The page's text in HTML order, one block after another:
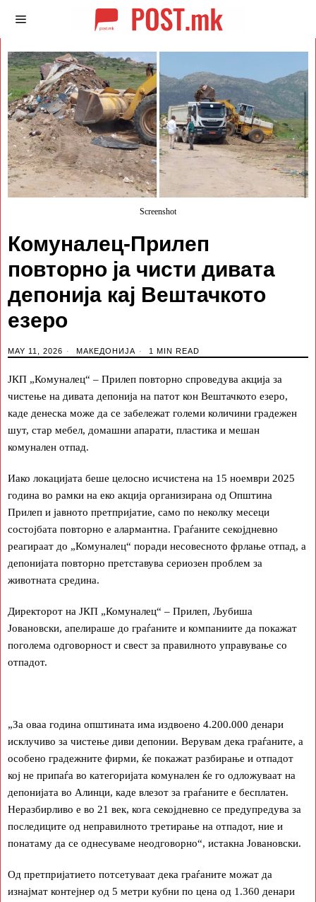
Screenshot
Комуналец-Прилеп
повторно ја чисти дивата
депонија кај Вештачкото
езеро
MAY 11, 2026 МАКЕДОНИЈА 1 MIN READ
ЈКП „Комуналец“ – Прилеп повторно спроведува акција за
чистење на дивата депонија на патот кон Вештачкото езеро,
каде денеска може да се забележат големи количини градежен
шут, стар мебел, домашни апарати, пластика и мешан
комунален отпад.
Иако локацијата беше целосно исчистена на 15 ноември 2025
година во рамки на еко акција организирана од Општина
Прилеп и јавното претпријатие, само по неколку месеци
состојбата повторно е алармантна. Граѓаните секојдневно
реагираат до „Комуналец“ поради несовесното фрлање отпад, а
депонијата повторно претставува сериозен проблем за
животната средина.
Директорот на ЈКП „Комуналец“ – Прилеп, Љубиша
Јовановски, апелираше до граѓаните и компаниите да покажат
поголема одговорност и свест за правилното управување со
отпадот.
„За оваа година општината има издвоено 4.200.000 денари
исклучиво за чистење диви депонии. Верувам дека граѓаните, а
особено градежните фирми, ќе покажат разбирање и отпадот
кој не припаѓа во категоријата комунален ќе го одложуваат на
депонијата во Алинци, каде влезот за граѓаните е бесплатен.
Неразбирливо е во 21 век, кога секојдневно се предупредува за
последиците од неправилното третирање на отпадот, ние и
понатаму да се однесуваме неодговорно“, истакна Јовановски.
Од претпријатието потсетуваат дека граѓаните можат да
изнајмат контејнер од 5 метри кубни по цена од 1.360 денари